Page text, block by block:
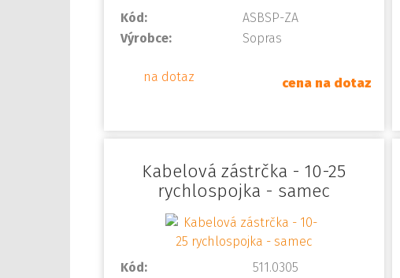
Kód:
ASBSP-ZA
Výrobce:
Sopras
na dotaz cena na dotaz
Kabelová zástrčka - 10-25
rychlospojka - samec
Kód:
511.0305